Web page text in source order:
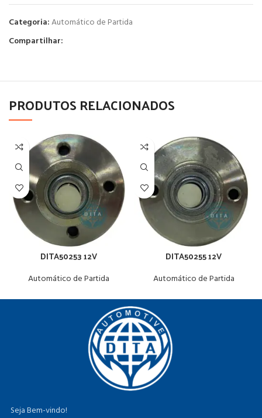
Categoria:Automático de Partida
Compartilhar:
PRODUTOS RELACIONADOS
DITA50253 12V
Automático de Partida
DITA50255 12V
Automático de Partida
Seja Bem-vindo!